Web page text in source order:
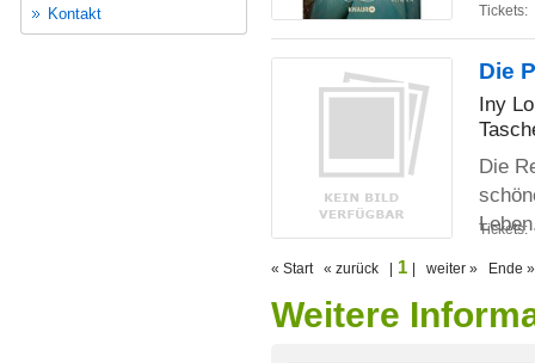
Kontakt
Tickets:
Die
Iny
Die
Tickets:
« Start « zurück | 1 | weiter » Ende »
Weitere